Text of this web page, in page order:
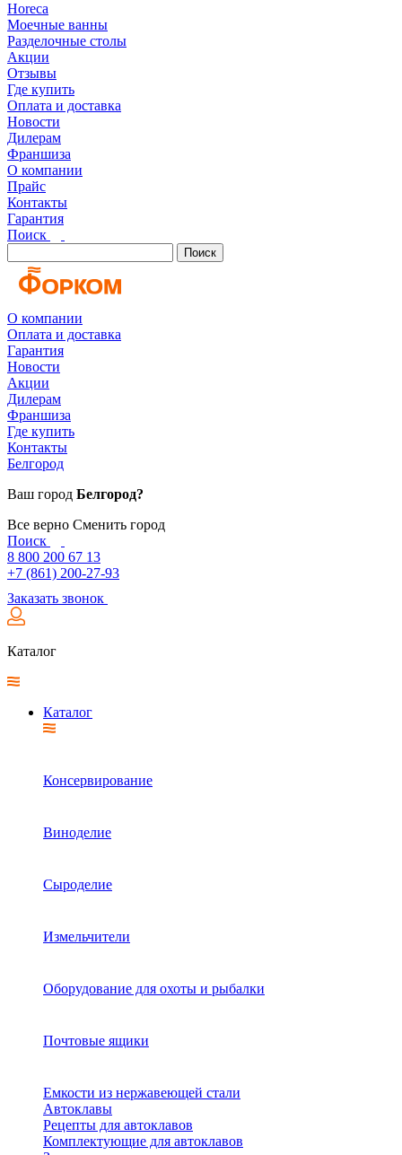
Horeca
Моечные ванны
Разделочные столы
Акции
Отзывы
Где купить
Оплата и доставка
Новости
Дилерам
Франшиза
О компании
Прайс
Контакты
Гарантия
Поиск
Поиск
О компании
Оплата и доставка
Гарантия
Новости
Акции
Дилерам
Франшиза
Где купить
Контакты
Белгород
Ваш город Белгород?
Все верно Сменить город
Поиск
8 800 200 67 13
+7 (861) 200-27-93
Заказать звонок
Каталог
Каталог
Консервирование
Виноделие
Сыроделие
Измельчители
Оборудование для охоты и рыбалки
Почтовые ящики
Емкости из нержавеющей стали
Автоклавы
Рецепты для автоклавов
Комплектующие для автоклавов